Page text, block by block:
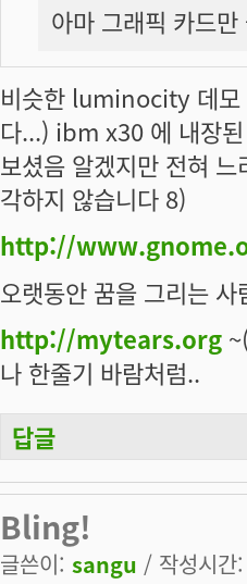
아마 그래픽 카드
비슷한 luminocity 데모
다...) ibm x30 에 내장
보셨음 알겠지만 전혀
각하지 않습니다 8)
http://
오랫동안 꿈을 그리는
http://mytears.org
나 한줄기 바람처럼..
답글
Bling!
글쓴이: sangu / 작성시